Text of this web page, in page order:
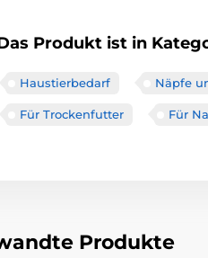
Produkt ist in
Haustierbedarf Näpfe
Für Trockenfutter Für
Produkte